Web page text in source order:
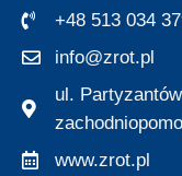
+48 513 034
info@zrot.pl
ul.
www.zrot.pl